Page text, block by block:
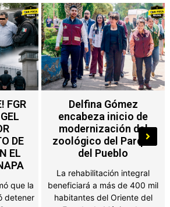
de
400 mil
del
Nuevo impuesto en
Edoméx alcanza a
máquinas de
videojuegos, ferias y
salones de fiesta
Propietarios de negocios,
salones de fiestas, ferias y
establecimientos que